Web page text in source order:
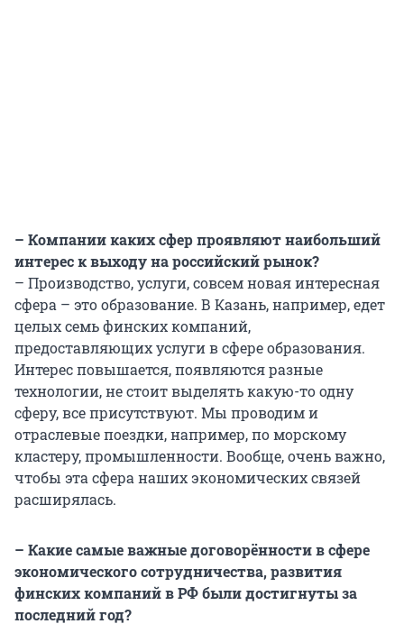
– Компании каких сфер проявляют наибольший
интерес к выходу на российский рынок?
– Производство, услуги, совсем новая интересная
сфера – это образование. В Казань, например, едет
целых семь финских компаний,
предоставляющих услуги в сфере образования.
Интерес повышается, появляются разные
технологии, не стоит выделять какую-то одну
сферу, все присутствуют. Мы проводим и
отраслевые поездки, например, по морскому
кластеру, промышленности. Вообще, очень важно,
чтобы эта сфера наших экономических связей
расширялась.
– Какие самые важные договорённости в сфере
экономического сотрудничества, развития
финских компаний в РФ были достигнуты за
последний год?